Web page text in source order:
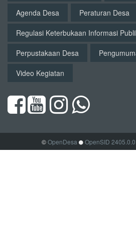
Agenda Desa
Peraturan Desa
Regulasi Keterbukaan Informasi
Perpustakaan Desa
Video Kegiatan
©OpenDesa OpenSID 2405.0.0